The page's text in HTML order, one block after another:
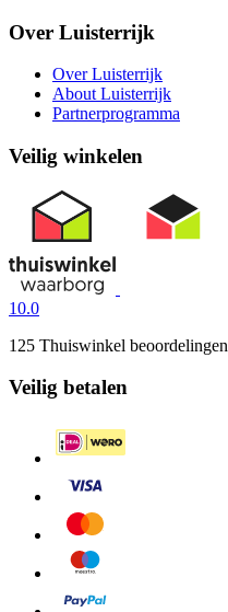
Over Luisterrijk
Over Luisterrijk
About Luisterrijk
Partnerprogramma
Veilig winkelen
10.0
125 Thuiswinkel beoordelingen
Veilig betalen